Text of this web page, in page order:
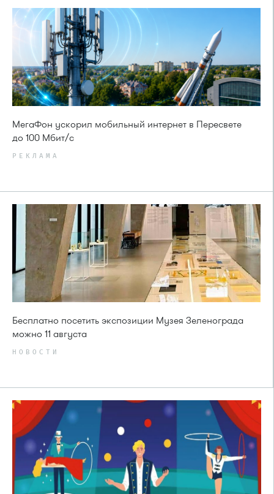
МегаФон ускорил мобильный интернет в Пересвете
до 100 Мбит/с
РЕКЛАМА
Бесплатно посетить экспозиции Музея Зеленограда
можно 11 августа
НОВОСТИ